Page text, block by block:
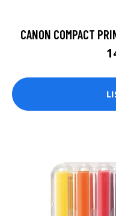
CANON COMPACT